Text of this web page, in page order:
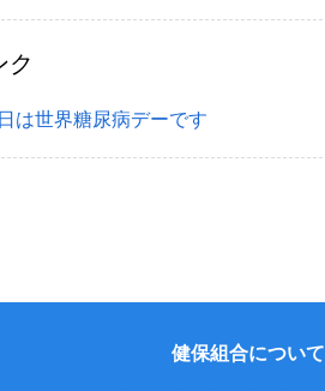
ク
は世界糖尿病デーです
健保組合について